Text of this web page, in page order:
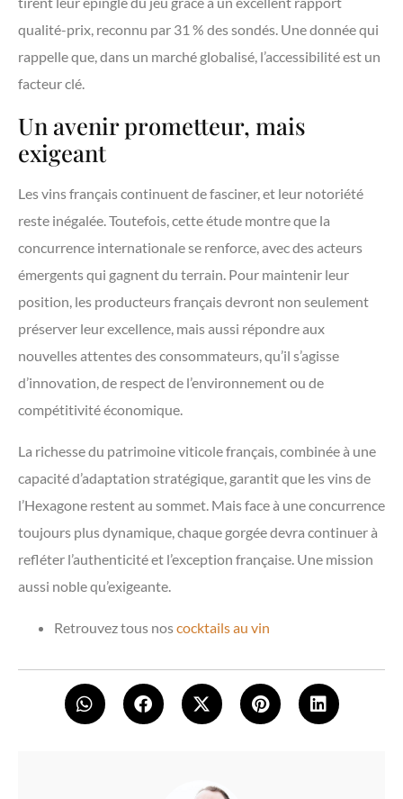
qualité-prix, reconnu par 31 % des sondés. Une donnée qui
rappelle que, dans un marché globalisé, l’accessibilité est un
facteur clé.
Un avenir prometteur, mais
exigeant
Les vins français continuent de fasciner, et leur notoriété
reste inégalée. Toutefois, cette étude montre que la
concurrence internationale se renforce, avec des acteurs
émergents qui gagnent du terrain. Pour maintenir leur
position, les producteurs français devront non seulement
préserver leur excellence, mais aussi répondre aux
nouvelles attentes des consommateurs, qu’il s’agisse
d’innovation, de respect de l’environnement ou de
compétitivité économique.
La richesse du patrimoine viticole français, combinée à une
capacité d’adaptation stratégique, garantit que les vins de
l’Hexagone restent au sommet. Mais face à une concurrence
toujours plus dynamique, chaque gorgée devra continuer à
refléter l’authenticité et l’exception française. Une mission
aussi noble qu’exigeante.
Retrouvez tous noscocktails au vin